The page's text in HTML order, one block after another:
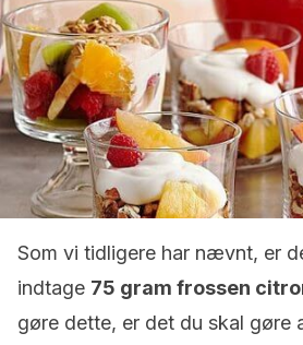
Som vi tidligere har nævnt, er
indtage 75 gram frossen
gøre dette, er det du skal gøre